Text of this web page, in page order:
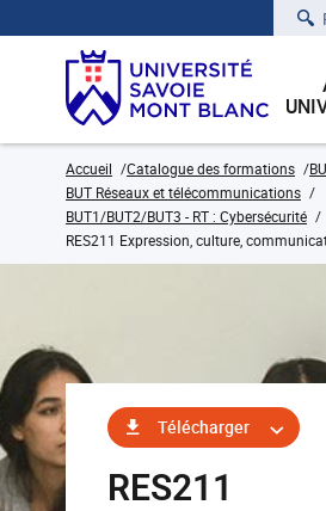
Accueil Catalogue des formations
BUT Réseaux et télécommunications
BUT1/BUT2/BUT3 - RT : Cybersécurité
RES211 Expression, culture,
Télécharger
RES211